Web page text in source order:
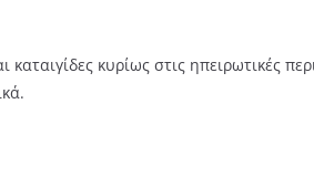
καταιγίδες κυρίως στις ηπειρωτικές